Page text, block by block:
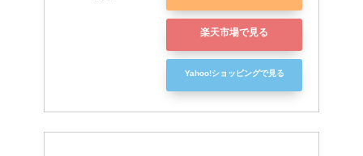
楽天市場で見る
Yahoo!ショッピングで見る